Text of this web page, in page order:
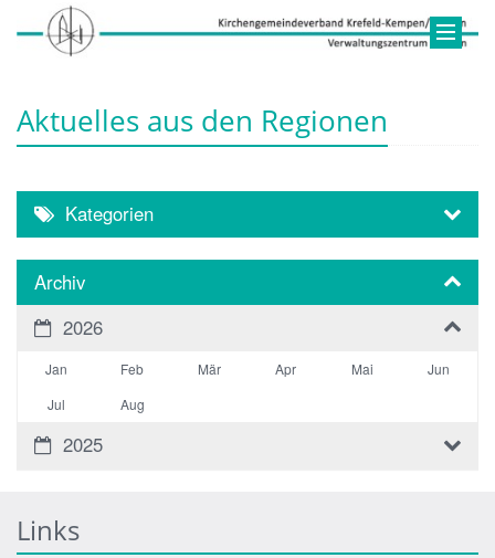
Aktuelles aus den Regionen
Kategorien
Archiv
2026
Jan Feb Mär Apr Mai
Jun
Jul
Aug
2025
Links